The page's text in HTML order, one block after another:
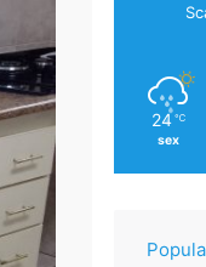
24 ℃
sex